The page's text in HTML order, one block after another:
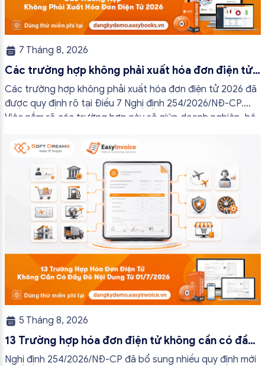
7 Tháng 8, 2026
Các trường hợp không phải xuất hóa đơn điện tử
2026
Các trường hợp không phải xuất hóa đơn điện tử 2026 đã
được quy định rõ tại Điều 7 Nghị định 254/2026/NĐ-CP.
Việc nắm rõ các trường hợp này sẽ giúp doanh nghiệp, hộ
tránh lập hóa đơn không cần thiết hoặc áp […]
5 Tháng 8, 2026
13 Trường hợp hóa đơn điện tử không cần có đầy
đủ nội dung từ 01/7/2026
Nghị định 254/2026/NĐ-CP đã bổ sung nhiều quy định mới